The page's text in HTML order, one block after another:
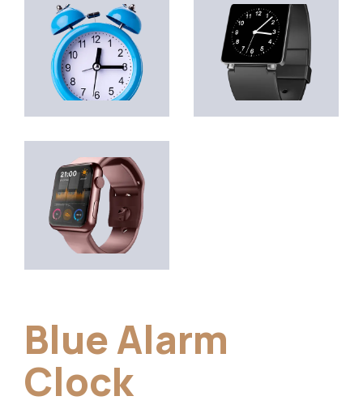
Transmisiones 2026
Blue Alarm
Clock